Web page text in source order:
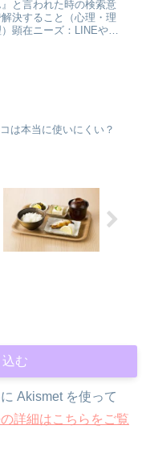
と言われた時の検索意
決すること（心理・理
顕在ニーズ：LINEや会
は本当に使いにくい？
む
Akismet を使って
詳細はこちらをご覧